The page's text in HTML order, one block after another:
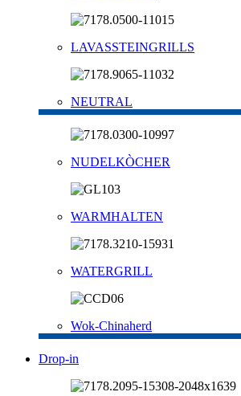
LAVASSTEINGRILLS
NEUTRAL
NUDELKÒCHER
WARMHALTEN
WATERGRILL
Wok-Chinaherd
Drop-in